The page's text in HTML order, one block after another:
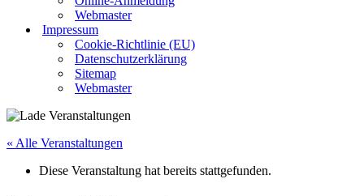
Webmaster
Impressum
Cookie-Richtlinie (EU)
Datenschutzerklärung
Sitemap
Webmaster
« Alle Veranstaltungen
Diese Veranstaltung hat bereits stattgefunden.